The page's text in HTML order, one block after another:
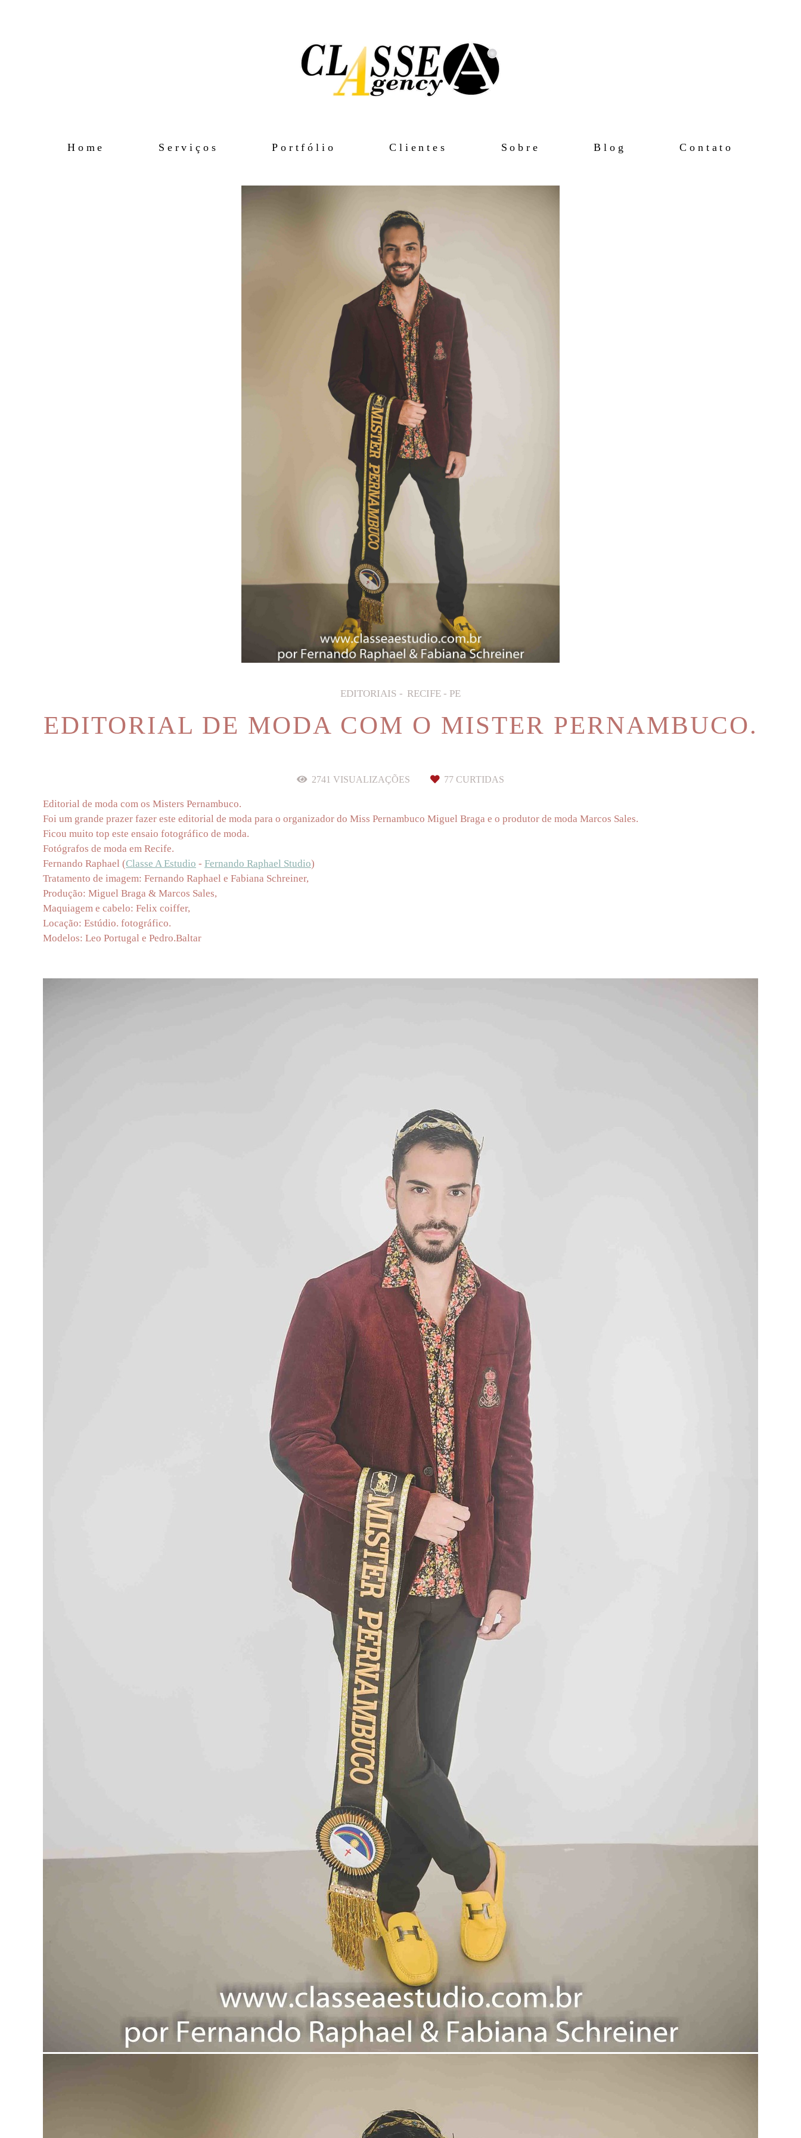
Home Serviços Portfólio Clientes Sobre Blog Contato
EDITORIAIS RECIFE - PE
EDITORIAL DE MODA COM O MISTER PERNAMBUCO.
2741 VISUALIZAÇÕES 77 CURTIDAS
Editorial de moda com os Misters Pernambuco.
Foi um grande prazer fazer este editorial de moda para o organizador do Miss Pernambuco Miguel Braga e o produtor de moda Marcos Sales.
Ficou muito top este ensaio fotográfico de moda.
Fotógrafos de moda em Recife.
Fernando Raphael (Classe A Estudio - Fernando Raphael Studio)
Tratamento de imagem: Fernando Raphael e Fabiana Schreiner,
Produção: Miguel Braga & Marcos Sales,
Maquiagem e cabelo: Felix coiffer,
Locação: Estúdio. fotográfico.
Modelos: Leo Portugal e Pedro.Baltar